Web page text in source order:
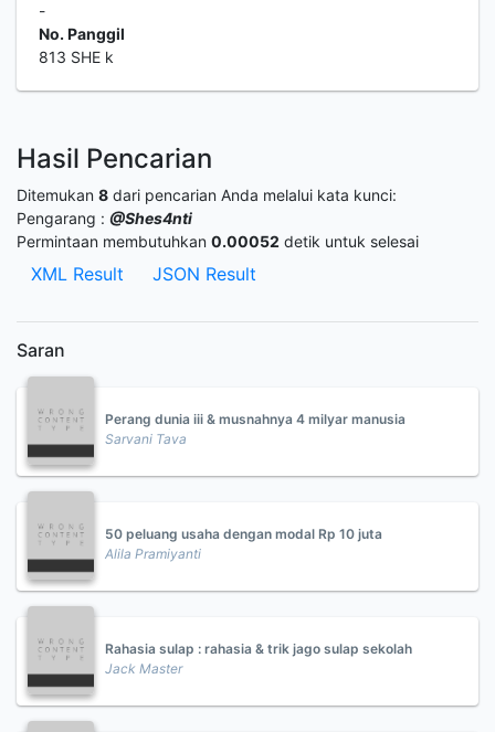
-
No. Panggil
813 SHE k
Hasil Pencarian
Ditemukan 8 dari pencarian Anda melalui kata kunci:
Pengarang : @Shes4nti
Permintaan membutuhkan 0.00052 detik untuk selesai
XML Result JSON Result
Saran
Perang dunia iii & musnahnya 4 milyar manusia
Sarvani Tava
50 peluang usaha dengan modal Rp 10 juta
Alila Pramiyanti
Rahasia sulap : rahasia & trik jago sulap sekolah
Jack Master